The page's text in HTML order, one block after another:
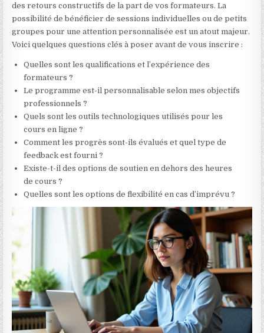
des retours constructifs de la part de vos formateurs. La
possibilité de bénéficier de sessions individuelles ou de petits
groupes pour une attention personnalisée est un atout majeur.
Voici quelques questions clés à poser avant de vous inscrire :
Quelles sont les qualifications et l’expérience des
formateurs ?
Le programme est-il personnalisable selon mes objectifs
professionnels ?
Quels sont les outils technologiques utilisés pour les
cours en ligne ?
Comment les progrès sont-ils évalués et quel type de
feedback est fourni ?
Existe-t-il des options de soutien en dehors des heures
de cours ?
Quelles sont les options de flexibilité en cas d’imprévu ?